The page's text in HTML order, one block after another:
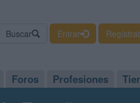
Buscar Entrar
Foros Profesiones